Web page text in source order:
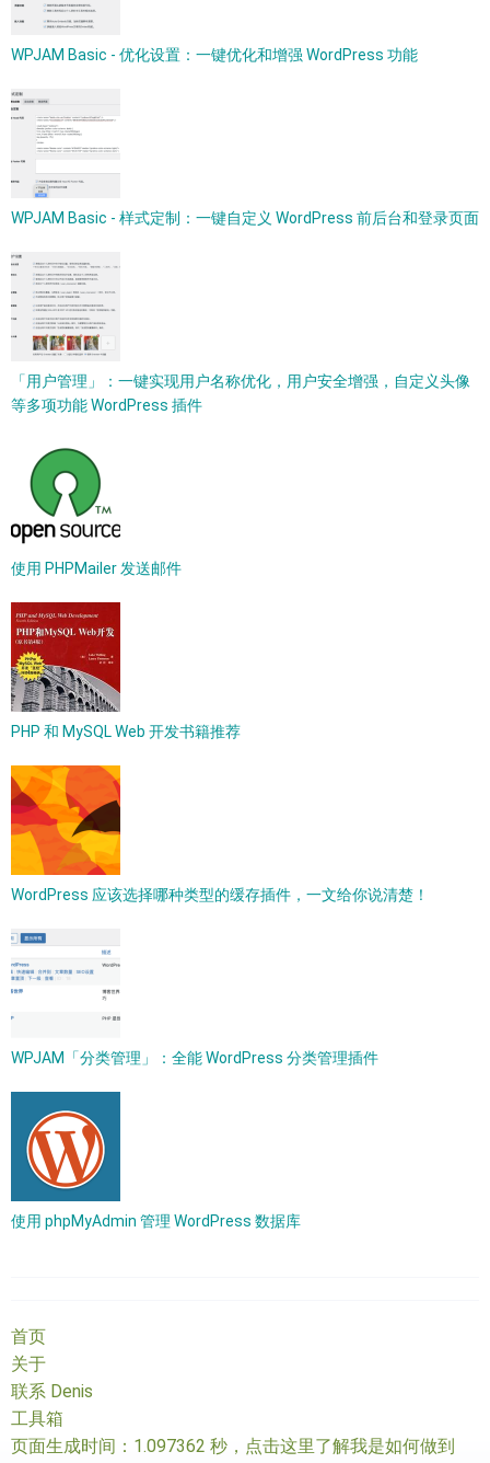
WPJAM Basic - 优化设置：一键优化和增强 WordPress 功能
WPJAM Basic - 样式定制：一键自定义 WordPress 前后台和登录页面
「用户管理」：一键实现用户名称优化，用户安全增强，自定义头像
等多项功能 WordPress 插件
使用 PHPMailer 发送邮件
PHP 和 MySQL Web 开发书籍推荐
WordPress 应该选择哪种类型的缓存插件，一文给你说清楚！
WPJAM「分类管理」：全能 WordPress 分类管理插件
使用 phpMyAdmin 管理 WordPress 数据库
首页
关于
联系 Denis
工具箱
页面生成时间：1.097362 秒， 点击这里了解我是如何做到